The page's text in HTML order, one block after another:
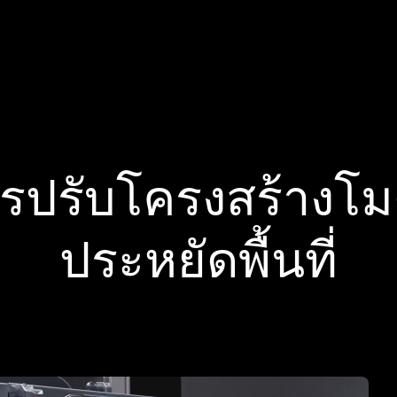
ปรับโครงสร้างโ
ประหยัดพื้นที่